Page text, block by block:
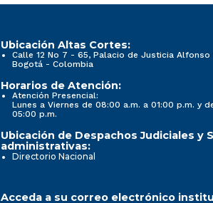
Ubicación Altas Cortes:
Calle 12 No 7 - 65, Palacio de Justicia Alfonso
Bogotá - Colombia
Horarios de Atención:
Atención Presencial:
Lunes a Viernes de 08:00 a.m. a 01:00 p.m. y
05:00 p.m.
Ubicación de Despachos Judiciales y
administrativas:
Directorio Nacional
Acceda a su correo electrónico